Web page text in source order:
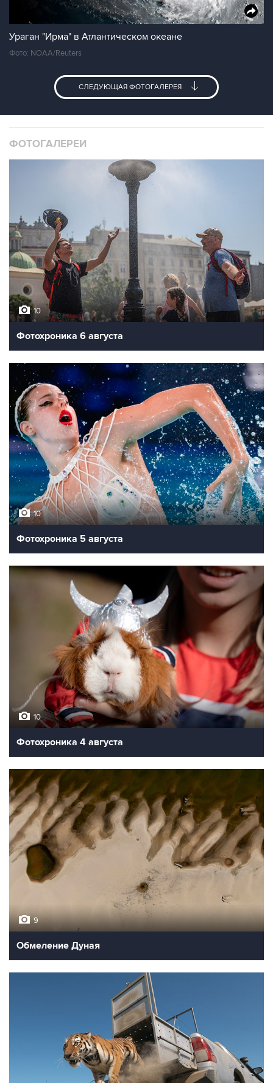
Ураган "Ирма" в Атлантическом океане
Фото: NOAA/Reuters
СЛЕДУЮЩАЯ ФОТОГАЛЕРЕЯ
ФОТОГАЛЕРЕИ
10
Фотохроника 6 августа
10
Фотохроника 5 августа
10
Фотохроника 4 августа
9
Обмеление Дуная